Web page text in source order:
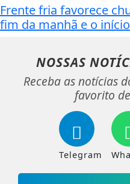
Frente fria favorece
fim da manhã e o
NOSSAS
Receba as notícias
favorito
Telegram